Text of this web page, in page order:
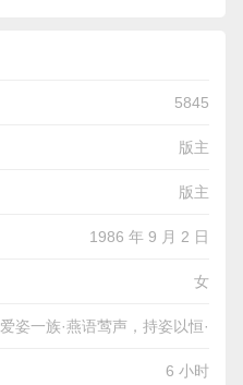
5845
版主
版主
1986 年 9 月 2 日
女
爱姿一族·燕语莺声，持姿以恒·
6 小时